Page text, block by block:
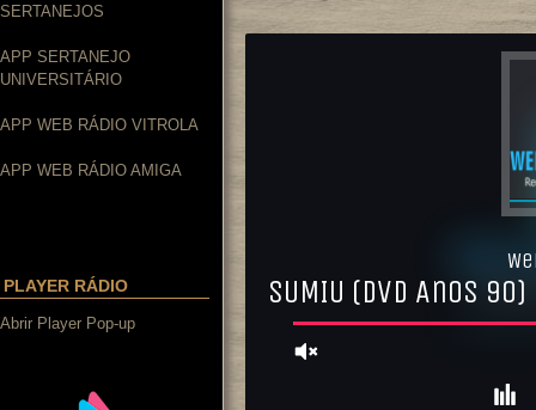
SERTANEJOS
APP SERTANEJO
UNIVERSITÁRIO
APP WEB RÁDIO VITROLA
APP WEB RÁDIO AMIGA
PLAYER RÁDIO
Abrir Player Pop-up